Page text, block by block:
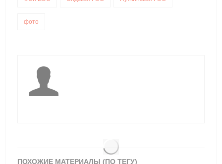
фото
ПОХОЖИЕ МАТЕРИАЛЫ (ПО ТЕГУ)